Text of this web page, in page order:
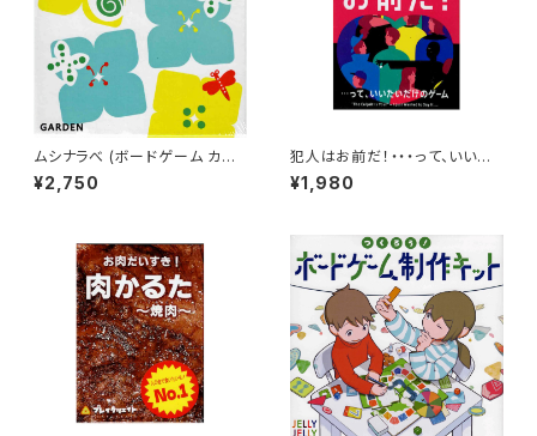
ムシナラべ (ボードゲーム カー
ドゲーム) 6歳以上 5-10分程度
2人用
¥2,750
犯人はお前だ！・・・って、いいた
いだけのゲーム トキメキver.
(ボードゲーム カードゲーム) 1
¥1,980